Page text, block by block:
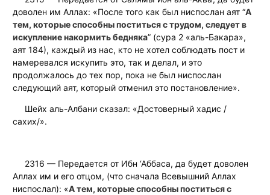
доволен им Аллах: «После того как был ниспослан аят “А
тем, которые способны поститься с трудом, следует в
искупление накормить бедняка” (сура 2 «аль-Бакара»,
аят 184), каждый из нас, кто не хотел соблюдать пост и
намеревался искупить это, так и делал, и это
продолжалось до тех пор, пока не был ниспослан
следующий аят, который отменил это постановление».
Шейх аль-Албани сказал: «Достоверный хадис /
сахих/».
2316 — Передается от Ибн ‘Аббаса, да будет доволен
Аллах им и его отцом, (что сначала Всевышний Аллах
ниспослал): «А тем, которые способны поститься с